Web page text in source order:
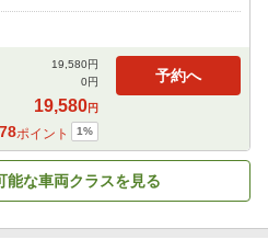
きます）
19,580円
0円
19,580円
ポイント 1%
予約へ
能な車両クラスを見る